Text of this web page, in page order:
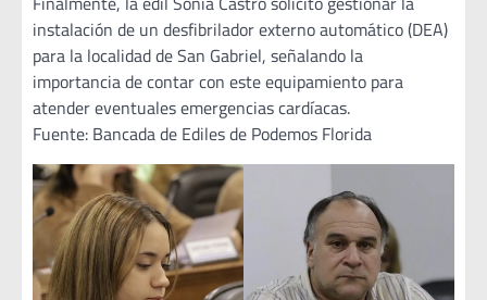
instalación de un desfibrilador externo automático (DEA)
para la localidad de San Gabriel, señalando la
importancia de contar con este equipamiento para
atender eventuales emergencias cardíacas.
Fuente: Bancada de Ediles de Podemos Florida